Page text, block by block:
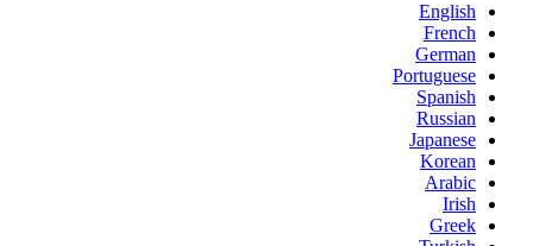
English
French
German
Portuguese
Spanish
Russian
Japanese
Korean
Arabic
Irish
Greek